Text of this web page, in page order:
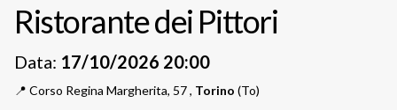
Ristorante dei Pittori
Data: 17/10/2026 20:00
📍️ Corso Regina Margherita, 57 , Torino (To)